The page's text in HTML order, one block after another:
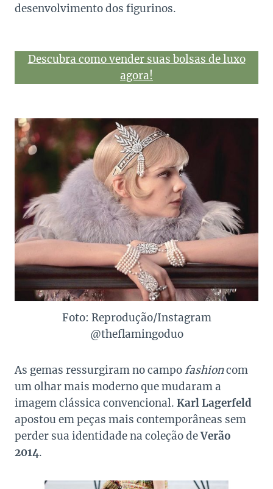
desenvolvimento dos figurinos.
Descubra como vender suas bolsas de luxo
agora!
Foto: Reprodução/Instagram
@theflamingoduo
As gemas ressurgiram no campofashioncom
um olhar mais moderno que mudaram a
imagem clássica convencional. Karl Lagerfeld
apostou em peças mais contemporâneas sem
perder sua identidade na coleção deVerão
2014.